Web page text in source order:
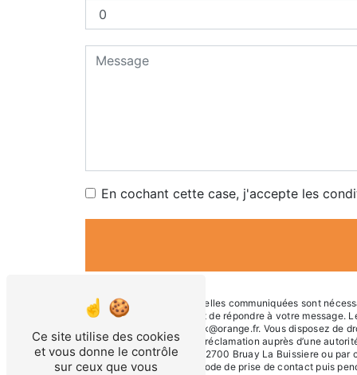
En cochant cette case, j'accepte les
** Les données personnelles communiquées sont
traitants dans le seul but de répondre à votre message.
Buissiere francis.blaszyk@orange.fr. Vous disposez de
du droit d’introduire une réclamation auprès d’une
468 rue Jules Guesde, 62700 Bruay La Buissiere ou
données pendant la période de prise de contact puis
Ce site utilise des cookies
et vous donne le contrôle
sur ceux que vous